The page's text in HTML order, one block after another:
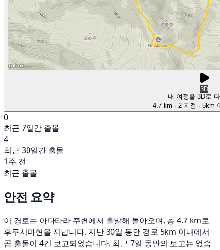
3D
내 여정을 3D로
4.7 km · 2 지점 · 5km
0
최근 7일간 출몰
4
최근 30일간 출몰
1주 전
최근 출몰
안전 요약
이 경로는 아다타라 주변에서 출발해 돌아오며, 총 4.7 km로
후쿠시마현을 지납니다. 지난 30일 동안 경로 5km 이내에서
곰 출몰이 4건 보고되었습니다. 최근 7일 동안의 보고는 없습